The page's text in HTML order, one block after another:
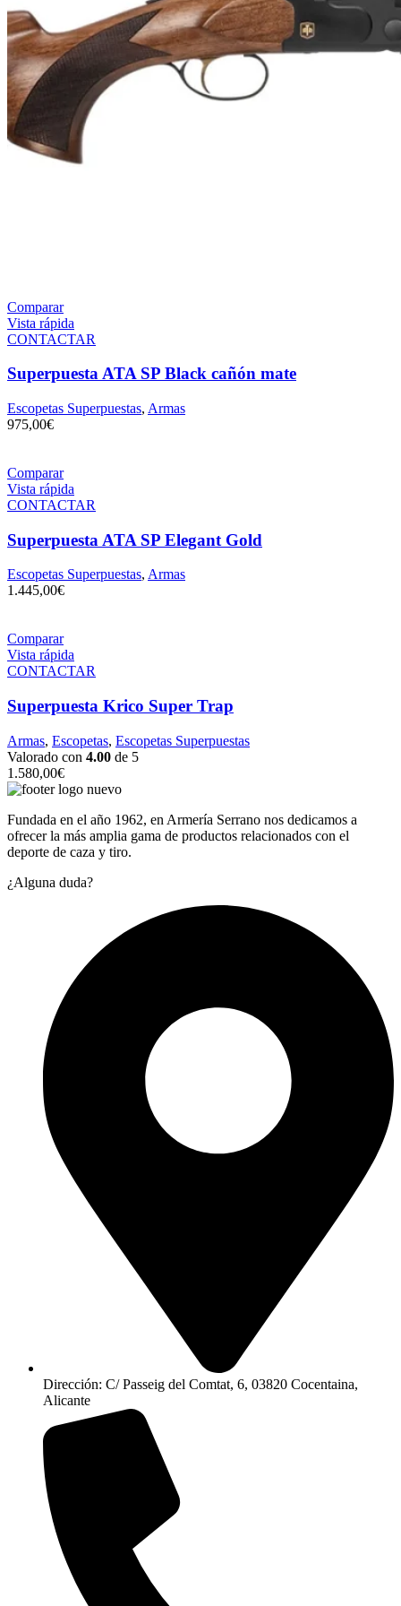
Comparar
Vista rápida
CONTACTAR
Superpuesta ATA SP Black cañón mate
Escopetas Superpuestas, Armas
975,00€
Comparar
Vista rápida
CONTACTAR
Superpuesta ATA SP Elegant Gold
Escopetas Superpuestas, Armas
1.445,00€
Comparar
Vista rápida
CONTACTAR
Superpuesta Krico Super Trap
Armas, Escopetas, Escopetas Superpuestas
Valorado con 4.00 de 5
1.580,00€
Fundada en el año 1962, en Armería Serrano nos dedicamos a
ofrecer la más amplia gama de productos relacionados con el
deporte de caza y tiro.
¿Alguna duda?
Dirección: C/ Passeig del Comtat, 6, 03820 Cocentaina,
Alicante